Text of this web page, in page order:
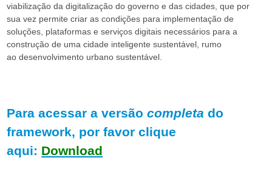
V
viabilização da digitalização do governo e das cidades, que por
sua vez permite criar as condições para implementação de
soluções, plataformas e serviços digitais necessários para a
construção de uma cidade inteligente sustentável, rumo
ao desenvolvimento urbano sustentável.
Para acessar a versãocompleta do
framework, por favor clique
aqui: Download